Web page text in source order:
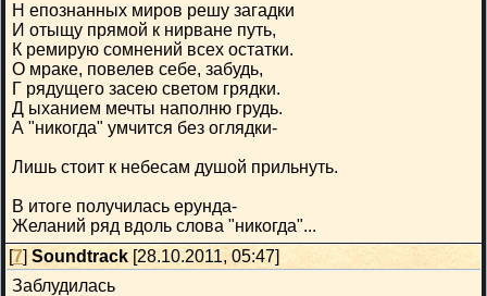
Н епознанных миров решу загадки
И отыщу прямой к нирване путь,
К ремирую сомнений всех остатки.
О мраке, повелев себе, забудь,
Г рядущего засею светом грядки.
Д ыханием мечты наполню грудь.
А "никогда" умчится без оглядки-
Лишь стоит к небесам душой прильнуть.
В итоге получилась ерунда-
Желаний ряд вдоль слова "никогда"...
[7] Soundtrack [28.10.2011, 05:47]
Заблудилась